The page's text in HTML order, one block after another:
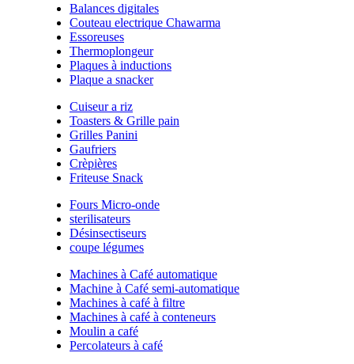
Balances digitales
Couteau electrique Chawarma
Essoreuses
Thermoplongeur
Plaques à inductions
Plaque a snacker
Cuiseur a riz
Toasters & Grille pain
Grilles Panini
Gaufriers
Crèpières
Friteuse Snack
Fours Micro-onde
sterilisateurs
Désinsectiseurs
coupe légumes
Machines à Café automatique
Machine à Café semi-automatique
Machines à café à filtre
Machines à café à conteneurs
Moulin a café
Percolateurs à café